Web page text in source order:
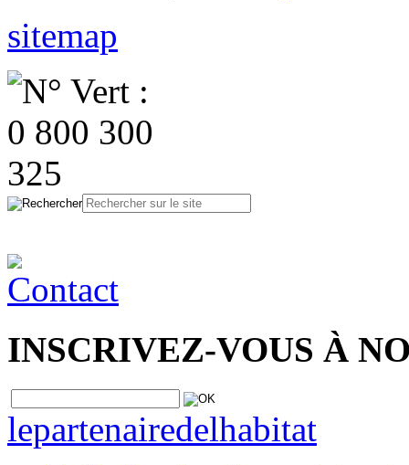
sitemap
INSCRIVEZ-VOUS À
lepartenairedelhabitat